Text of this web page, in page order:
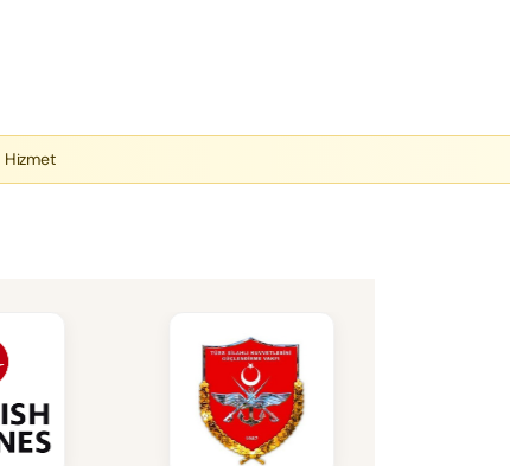
Hizmet